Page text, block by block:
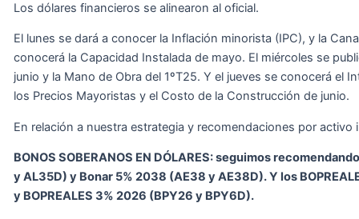
Los dólares financieros se alinearon al oficial.
El lunes se dará a conocer la Inflación minorista (IPC), y la
conocerá la Capacidad Instalada de mayo. El miércoles se
junio y la Mano de Obra del 1ºT25. Y el jueves se conocerá el
los Precios Mayoristas y el Costo de la Construcción de junio.
En relación a nuestra estrategia y recomendaciones por activo
BONOS SOBERANOS EN DÓLARES: seguimos
y AL35D) y Bonar 5% 2038 (AE38 y AE38D). Y los
y BOPREALES 3% 2026 (BPY26 y BPY6D).